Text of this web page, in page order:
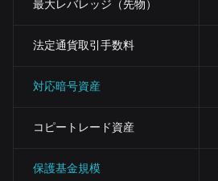
最大レバレッジ（先物）
法定通貨取引手数料
対応暗号資産
コピートレード資産
保護基金規模